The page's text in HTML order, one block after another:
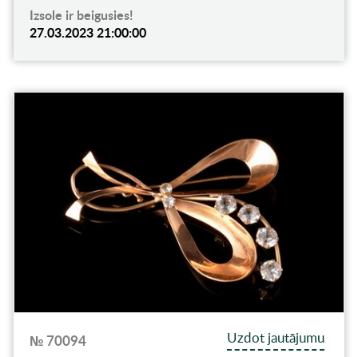
Izsole ir beigusies!
27.03.2023 21:00:00
№ 70094
Uzdot jautājumu